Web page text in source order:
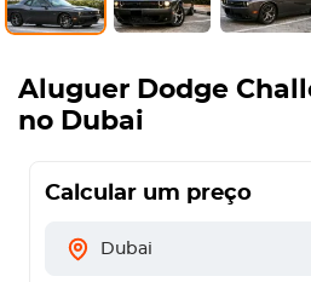
Aluguer Dodge
no Dubai
Calcular um preço
Dubai